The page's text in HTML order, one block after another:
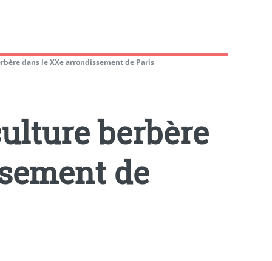
dans le XXe arrondissement de Paris
berbère
de